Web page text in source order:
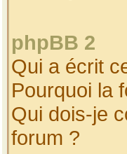
phpBB 2
Qui a écrit
Pourquoi la
Qui dois-je
forum ?